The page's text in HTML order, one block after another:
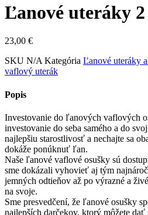
Ľanové uteráky
23,00 €
SKU N/AKategória Ľanové uteráky
vaflový uterák
Popis
Investovanie do ľanových vaflových
investovanie do seba samého a do
najlepšiu starostlivosť a nechajte sa
dokáže ponúknuť ľan.
Naše ľanové vaflové osušky sú
sme dokázali vyhovieť aj tým
jemných odtieňov až po výrazné a
na svoje.
Sme presvedčení, že ľanové osušky
najlepších darčekov, ktorý môžete